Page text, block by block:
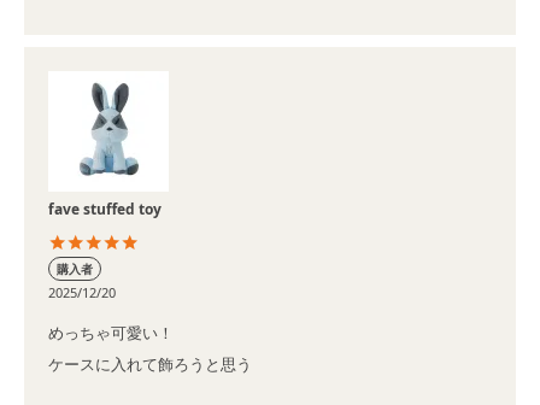
fave stuffed toy
購入者
2025/12/20
めっちゃ可愛い！
ケースに入れて飾ろうと思う